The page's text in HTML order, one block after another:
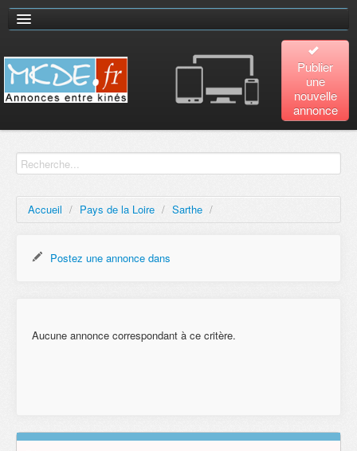
Publier
une
nouvelle
annonce
Accueil / Pays de la Loire / Sarthe /
Postez une annonce dans
Aucune annonce correspondant à ce critère.